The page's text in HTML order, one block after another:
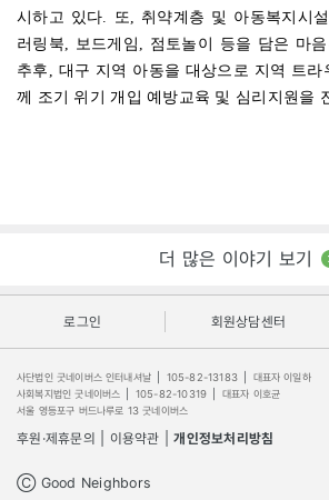
시하고 있다. 또, 취약계층 및 아동복지시
러링북, 보드게임, 점토놀이 등을 담은 마음
추후, 대구 지역 아동을 대상으로 지역 트
께 조기 위기 개입 예방교육 및 심리지원을
더 많은 이야기 보기
로그인 회원상담센터
사단법인 굿네이버스 인터내셔날 105-82-13183
대표자 이일하
사회복지법인 굿네이버스
105-82-10319
대표자 이호균
서울 영등포구 버드나루로 13 굿네이버스
후원·제휴문의 이용약관 개인정보처리방침
Ⓒ Good Neighbors